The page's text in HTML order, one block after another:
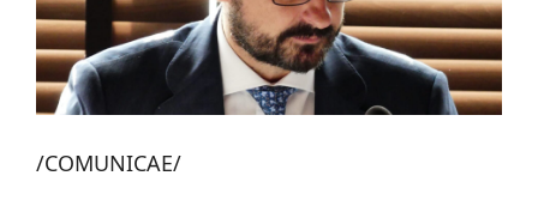
/COMUNICAE/